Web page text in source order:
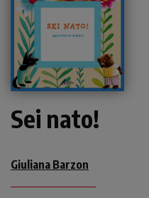
Sei nato!
Giuliana Barzon